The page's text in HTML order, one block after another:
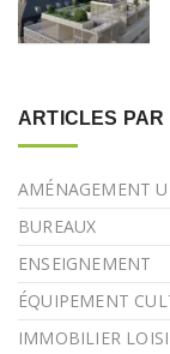
ARTICLES PAR
AMÉNAGEMENT
BUREAUX
ENSEIGNEMENT
ÉQUIPEMENT
IMMOBILIER